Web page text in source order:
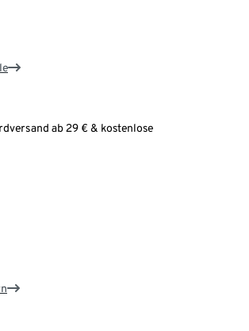
ab 29 € & kostenlose